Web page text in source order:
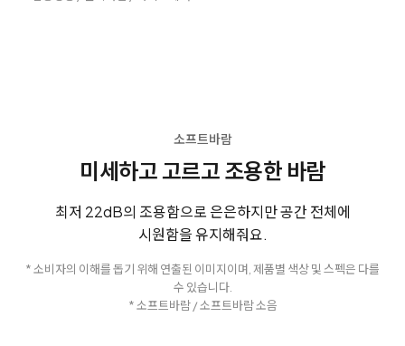
소프트바람
미세하고 고르고 조용한 바람
최저 22dB의 조용함으로 은은하지만 공간 전체에
시원함을 유지해줘요.
* 소비자의 이해를 돕기 위해 연출된 이미지이며, 제품별 색상 및 스펙은 다를
수 있습니다.
* 소프트바람 / 소프트바람 소음